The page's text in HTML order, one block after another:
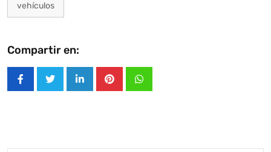
vehículos
Compartir en:
LinkedInPinterestWhatsapp